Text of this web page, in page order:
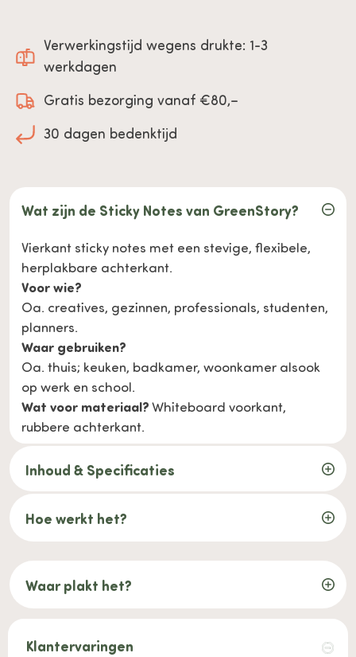
Verwerkingstijd wegens drukte: 1-3
werkdagen
Gratis bezorging vanaf €80,–
30 dagen bedenktijd
Wat zijn de Sticky Notes van GreenStory?
Vierkant sticky notes met een stevige, flexibele,
herplakbare achterkant.
Voor wie?
Oa. creatives, gezinnen, professionals, studenten,
planners.
Waar gebruiken?
Oa. thuis; keuken, badkamer, woonkamer alsook
op werk en school.
Wat voor materiaal? Whiteboard voorkant,
rubbere achterkant.
Inhoud & Specificaties
Hoe werkt het?
Waar plakt het?
Klantervaringen